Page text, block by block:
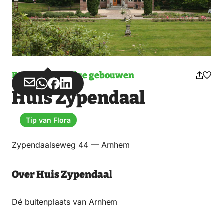
Bezienswaardige gebouwen
Deel
via
Email
Deel
via
WhatsApp
Deel
op
Facebook
Deel
op
LinkedIn
Huis Zypendaal
Tip van Flora
Zypendaalseweg 44 — Arnhem
Over Huis Zypendaal
Dé buitenplaats van Arnhem